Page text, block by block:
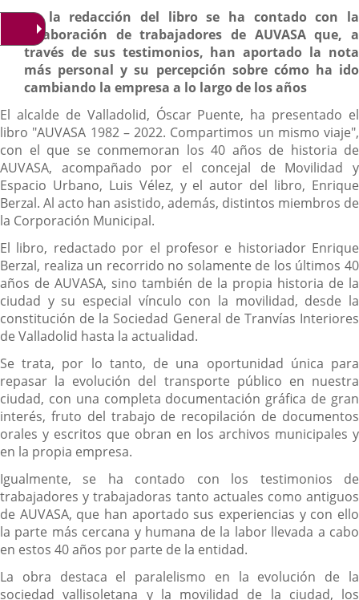
En la redacción del libro se ha contado con la
colaboración de trabajadores de AUVASA que, a
través de sus testimonios, han aportado la nota
más personal y su percepción sobre cómo ha ido
cambiando la empresa a lo largo de los años
El alcalde de Valladolid, Óscar Puente, ha presentado el
libro "AUVASA 1982 – 2022. Compartimos un mismo viaje",
con el que se conmemoran los 40 años de historia de
AUVASA, acompañado por el concejal de Movilidad y
Espacio Urbano, Luis Vélez, y el autor del libro, Enrique
Berzal. Al acto han asistido, además, distintos miembros de
la Corporación Municipal.
El libro, redactado por el profesor e historiador Enrique
Berzal, realiza un recorrido no solamente de los últimos 40
años de AUVASA, sino también de la propia historia de la
ciudad y su especial vínculo con la movilidad, desde la
constitución de la Sociedad General de Tranvías Interiores
de Valladolid hasta la actualidad.
Se trata, por lo tanto, de una oportunidad única para
repasar la evolución del transporte público en nuestra
ciudad, con una completa documentación gráfica de gran
interés, fruto del trabajo de recopilación de documentos
orales y escritos que obran en los archivos municipales y
en la propia empresa.
Igualmente, se ha contado con los testimonios de
trabajadores y trabajadoras tanto actuales como antiguos
de AUVASA, que han aportado sus experiencias y con ello
la parte más cercana y humana de la labor llevada a cabo
en estos 40 años por parte de la entidad.
La obra destaca el paralelismo en la evolución de la
sociedad vallisoletana y la movilidad de la ciudad, los